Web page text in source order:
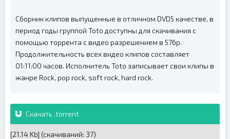
Сборник клипов выпущенные в отличном DVD5 качестве, в
период годы группой Toto доступны для скачивания с
помощью торрента с видео разрешением в 576p.
Продолжительность всех видео клипов составляет
01:11:00 часов. Исполнитель Toto записывает свои клипы в
жанре Rock, pop rock, soft rock, hard rock.
Скачать .torrent
[21.14 Kb] (cкачиваний: 37)